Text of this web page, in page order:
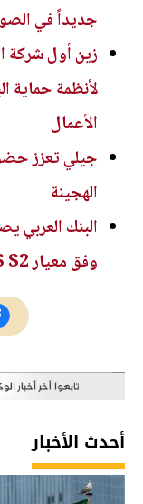
جديداً في
زين أول شركة
لأنظمة حماية
الأعمال
الهجينة
البنك العربي
وفق معيار IFRS S2
أحدث الأخبار